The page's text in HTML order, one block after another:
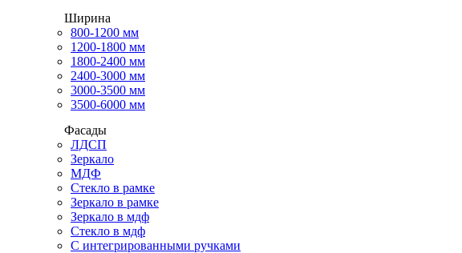
Ширина
800-1200 мм
1200-1800 мм
1800-2400 мм
2400-3000 мм
3000-3500 мм
3500-6000 мм
Фасады
ЛДСП
Зеркало
МДФ
Стекло в рамке
Зеркало в рамке
Зеркало в мдф
Стекло в мдф
С интегрированными ручками